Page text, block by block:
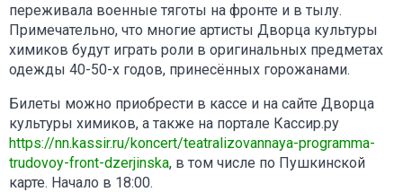
переживала военные тяготы на фронте и в тылу.
Примечательно, что многие артисты Дворца культуры
химиков будут играть роли в оригинальных предметах
одежды 40-50-х годов, принесённых горожанами.
Билеты можно приобрести в кассе и на сайте Дворца
культуры химиков, а также на портале Кассир.ру
https://nn.kassir.ru/koncert/teatralizovannaya-programma-
trudovoy-front-dzerjinska, в том числе по Пушкинской
карте. Начало в 18:00.